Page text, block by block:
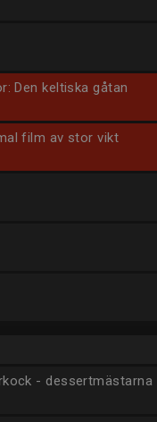
Den keltiska gåtan
film av stor vikt
- dessertmästarna